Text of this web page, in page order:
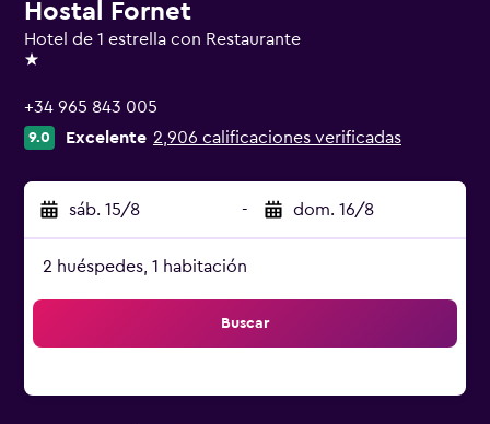
Hostal Fornet
Hotel de 1 estrella con Restaurante
1 estrella
+34 965 843 005
9.0 Excelente 2,906 calificaciones verificadas
sáb. 15/8 - dom. 16/8
2 huéspedes, 1 habitación
Buscar